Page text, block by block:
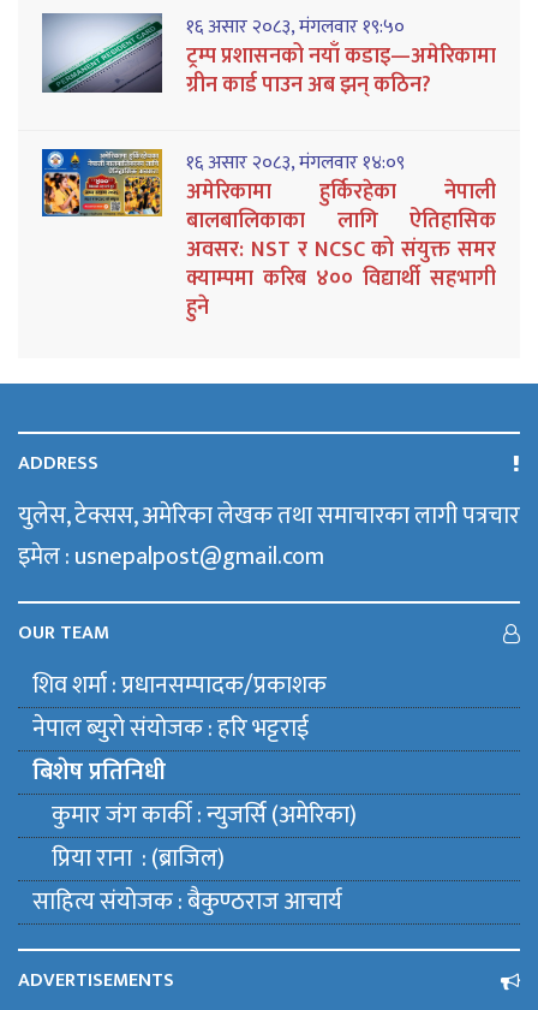
१६ असार २०८३, मंगलवार १९:५०
ट्रम्प प्रशासनको नयाँ कडाइ—अमेरिकामा
ग्रीन कार्ड पाउन अब झन् कठिन?
१६ असार २०८३, मंगलवार १४:०९
अमेरिकामा हुर्किरहेका नेपाली
बालबालिकाका लागि ऐतिहासिक
अवसर: NST र NCSC को संयुक्त समर
क्याम्पमा करिब ४०० विद्यार्थी सहभागी
हुने
ADDRESS
युलेस, टेक्सस, अमेरिका लेखक तथा समाचारका लागी पत्रचार
इमेल : usnepalpost@gmail.com
OUR TEAM
शिव शर्मा : प्रधानसम्पादक/प्रकाशक
नेपाल ब्युराे संयाेजक : हरि भट्टराई
बिशेष प्रतिनिधी
कुमार जंग कार्की : न्युजर्सि (अमेरिका)
प्रिया राना : (ब्राजिल)
साहित्य संयाेजक : बैकुण्ठराज आचार्य
ADVERTISEMENTS